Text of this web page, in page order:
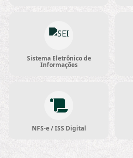
Sistema Eletrônico de
Informações
NFS-e / ISS Digital